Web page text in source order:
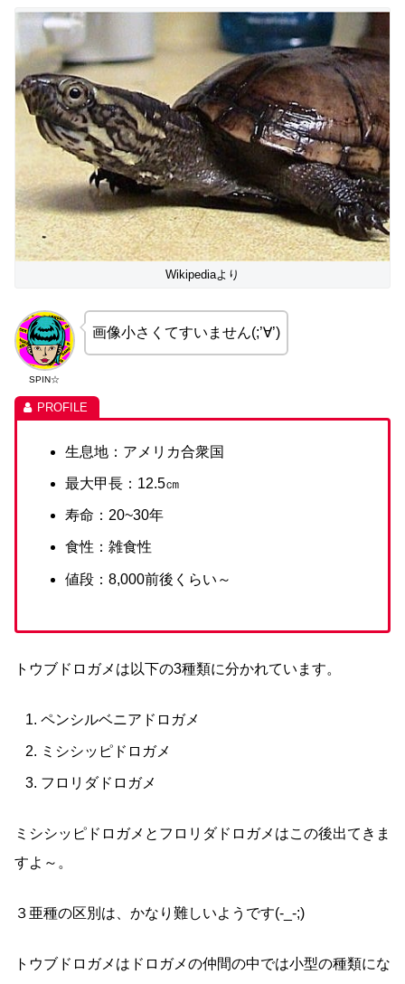
Wikipediaより
SPIN☆
画像小さくてすいません(;’∀’)
生息地：アメリカ合衆国
最大甲長：12.5㎝
寿命：20~30年
食性：雑食性
値段：8,000前後くらい～
トウブドロガメは以下の3種類に分かれています。
ペンシルベニアドロガメ
ミシシッピドロガメ
フロリダドロガメ
ミシシッピドロガメとフロリダドロガメはこの後出てきま
すよ～。
３亜種の区別は、かなり難しいようです(-_-;)
トウブドロガメはドロガメの仲間の中では小型の種類にな